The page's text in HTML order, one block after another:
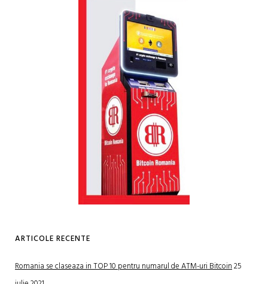
ARTICOLE RECENTE
Romania se claseaza in TOP 10 pentru numarul de ATM-uri Bitcoin25